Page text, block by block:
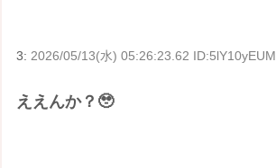
3: 2026/05/13(水) 05:26:23.62 ID:5lY10yEUM
ええんか？🥹